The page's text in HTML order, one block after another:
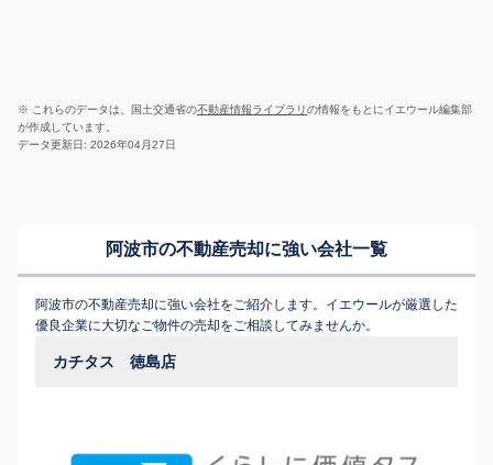
※ これらのデータは、国土交通省の不動産情報ライブラリの情報をもとにイエウール編集部
が作成しています。
データ更新日: 2026年04月27日
阿波市の不動産売却に強い会社一覧
阿波市の不動産売却に強い会社をご紹介します。イエウールが厳選した
優良企業に大切なご物件の売却をご相談してみませんか。
カチタス 徳島店